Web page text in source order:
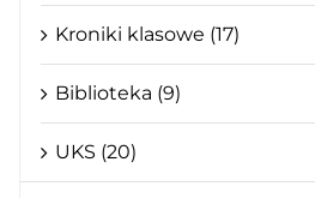
Kroniki klasowe (17)
Biblioteka (9)
UKS (20)